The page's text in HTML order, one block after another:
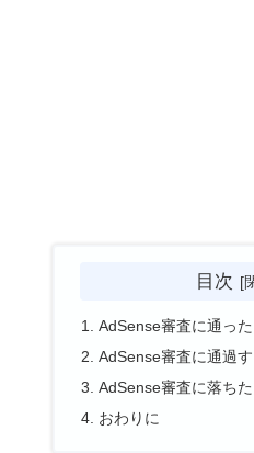
目次
AdSense審査に通っ
AdSense審査に通過
AdSense審査に落ち
おわりに